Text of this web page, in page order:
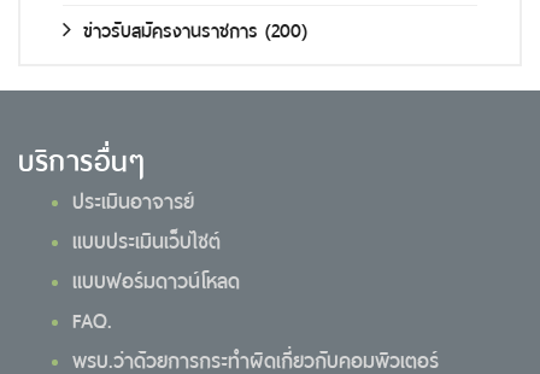
ข่าวรับสมัครงานราชการ (200)
บริการอื่นๆ
ประเมินอาจารย์
แบบประเมินเว็บไซต์
แบบฟอร์มดาวน์โหลด
FAQ.
พรบ.ว่าด้วยการกระทำผิดเกี่ยวกับคอมพิวเตอร์